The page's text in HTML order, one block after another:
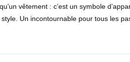
vêtement : c’est un symbole
Un incontournable pour tous les